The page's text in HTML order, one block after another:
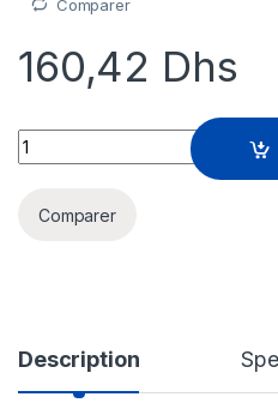
Comparer
160,42 Dhs
Falcon Device Control
Comparer
Description